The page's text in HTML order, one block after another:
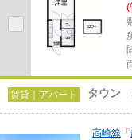
(
賃貸｜アパート タウン
高崎線 「